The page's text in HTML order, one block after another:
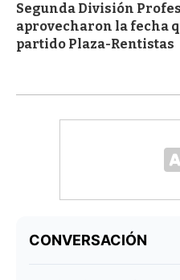
Segunda División
aprovecharon la fecha
partido Plaza-Rentistas